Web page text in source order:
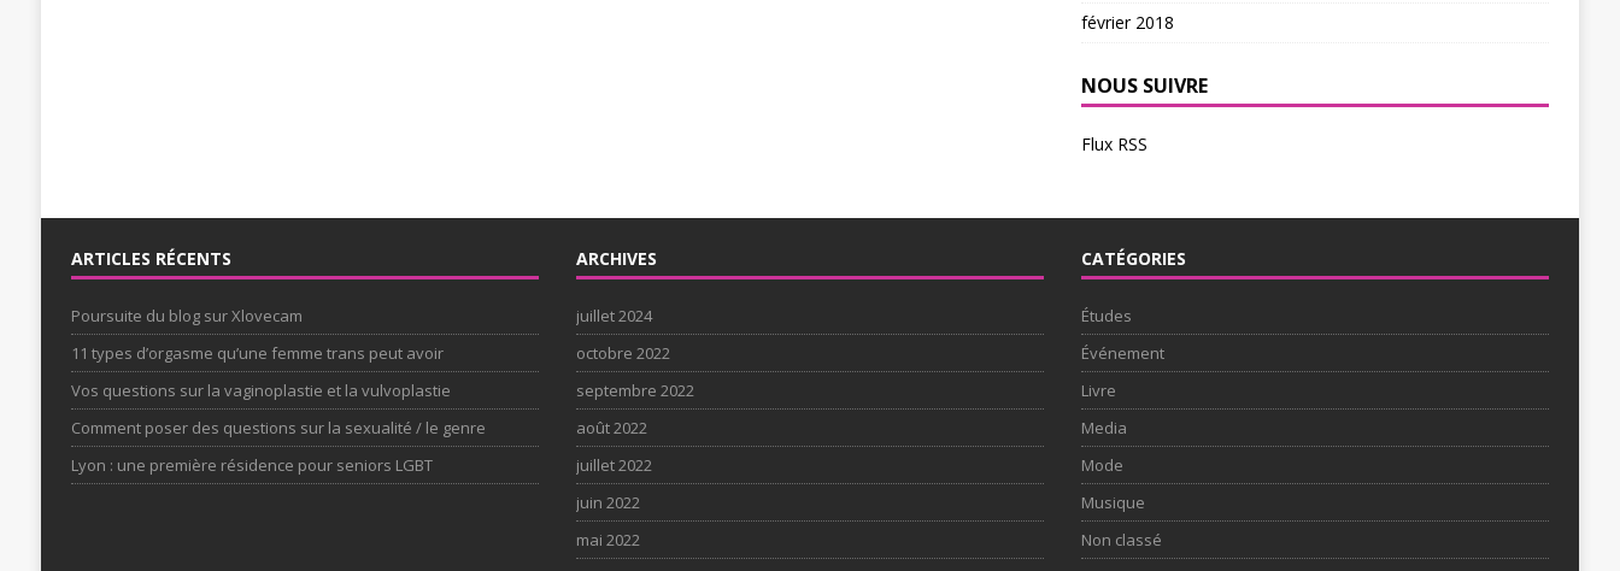
février 2018
NOUS SUIVRE
Flux RSS
ARTICLES RÉCENTS
Poursuite du blog sur Xlovecam
11 types d’orgasme qu’une femme trans peut avoir
Vos questions sur la vaginoplastie et la vulvoplastie
Comment poser des questions sur la sexualité / le genre
Lyon : une première résidence pour seniors LGBT
ARCHIVES
juillet 2024
octobre 2022
septembre 2022
août 2022
juillet 2022
juin 2022
mai 2022
CATÉGORIES
Études
Événement
Livre
Media
Mode
Musique
Non classé